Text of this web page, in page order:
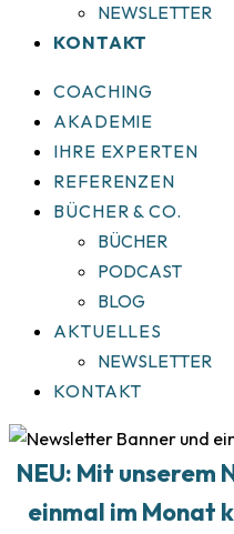
NEWSLETTER
KONTAKT
COACHING
AKADEMIE
IHRE EXPERTEN
REFERENZEN
BÜCHER & CO.
BÜCHER
PODCAST
BLOG
AKTUELLES
NEWSLETTER
KONTAKT
NEU: Mit
einmal im Monat